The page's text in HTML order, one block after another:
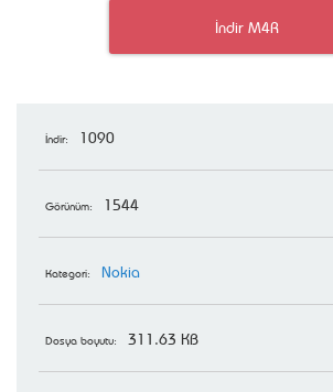
İndir M4R
İndir: 1090
Görünüm: 1544
Kategori: Nokia
Dosya boyutu: 311.63 KB